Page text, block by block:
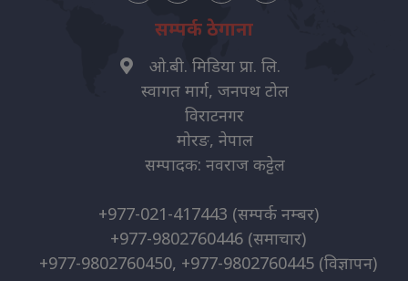
सम्पर्क ठेगाना
ओ.बी. मिडिया प्रा. लि.
स्वागत मार्ग, जनपथ टोल
विराटनगर
मोरङ, नेपाल
सम्पादक: नवराज कट्टेल
+977-021-417443 (सम्पर्क नम्बर)
+977-9802760446 (समाचार)
+977-9802760450, +977-9802760445 (विज्ञापन)